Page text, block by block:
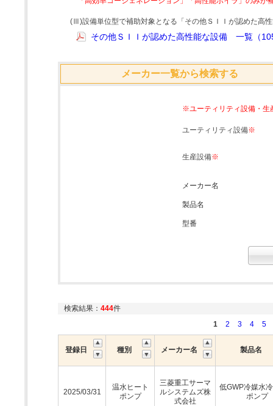
(Ⅲ)設備単位型で補助対象となる「その他ＳＩＩが認めた高
その他ＳＩＩが認めた高性能な設備 一覧（
メーカー一覧から検索する
※ユーティリティ設備・生
ユーティリティ設備※
生産設備※
メーカー名
製品名
型番
検索結果： 444件
1
2 3 4 5
登録日 種別 メーカー名 製品名
2025/03/31
温水ヒート
ポンプ
三菱重工サーマ
ルシステムズ株
式会社
低GWP冷媒水
ポンプ